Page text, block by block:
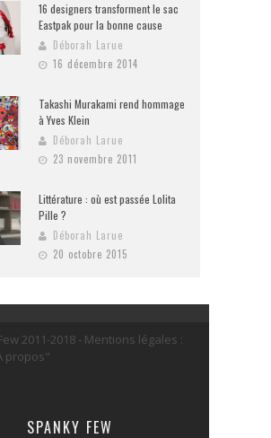
16 designers transforment le sac
Eastpak pour la bonne cause
Déborah Larue
16 décembre 2014
Takashi Murakami rend hommage
à Yves Klein
Déborah Larue
23 novembre 2011
Littérature : où est passée Lolita
Pille ?
Déborah Larue
20 octobre 2015
2011-2018 - Mentions légales :
propos"
SPANKY FEW